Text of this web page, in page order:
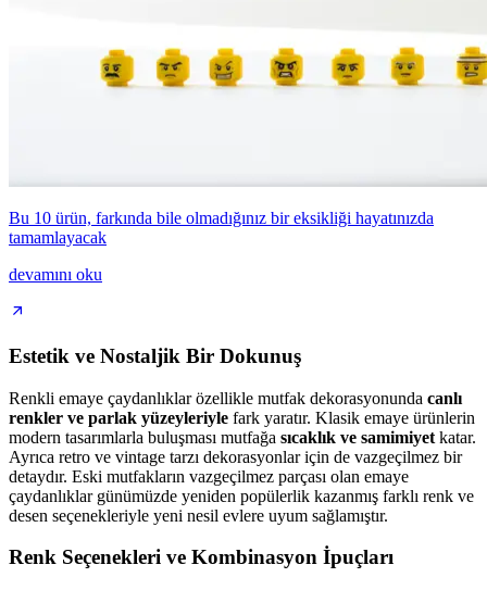
Bu 10 ürün, farkında bile olmadığınız bir eksikliği hayatınızda
tamamlayacak
devamını oku
Estetik ve Nostaljik Bir Dokunuş
Renkli emaye çaydanlıklar özellikle mutfak dekorasyonunda canlı
renkler ve parlak yüzeyleriyle fark yaratır. Klasik emaye ürünlerin
modern tasarımlarla buluşması mutfağa sıcaklık ve samimiyet katar.
Ayrıca retro ve vintage tarzı dekorasyonlar için de vazgeçilmez bir
detaydır. Eski mutfakların vazgeçilmez parçası olan emaye
çaydanlıklar günümüzde yeniden popülerlik kazanmış farklı renk ve
desen seçenekleriyle yeni nesil evlere uyum sağlamıştır.
Renk Seçenekleri ve Kombinasyon İpuçları